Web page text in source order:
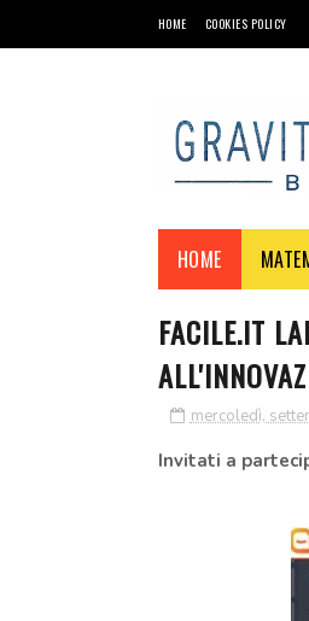
HOME COOKIES POLICY
HOME
FACILE.IT
mercoledì,
Invitati a